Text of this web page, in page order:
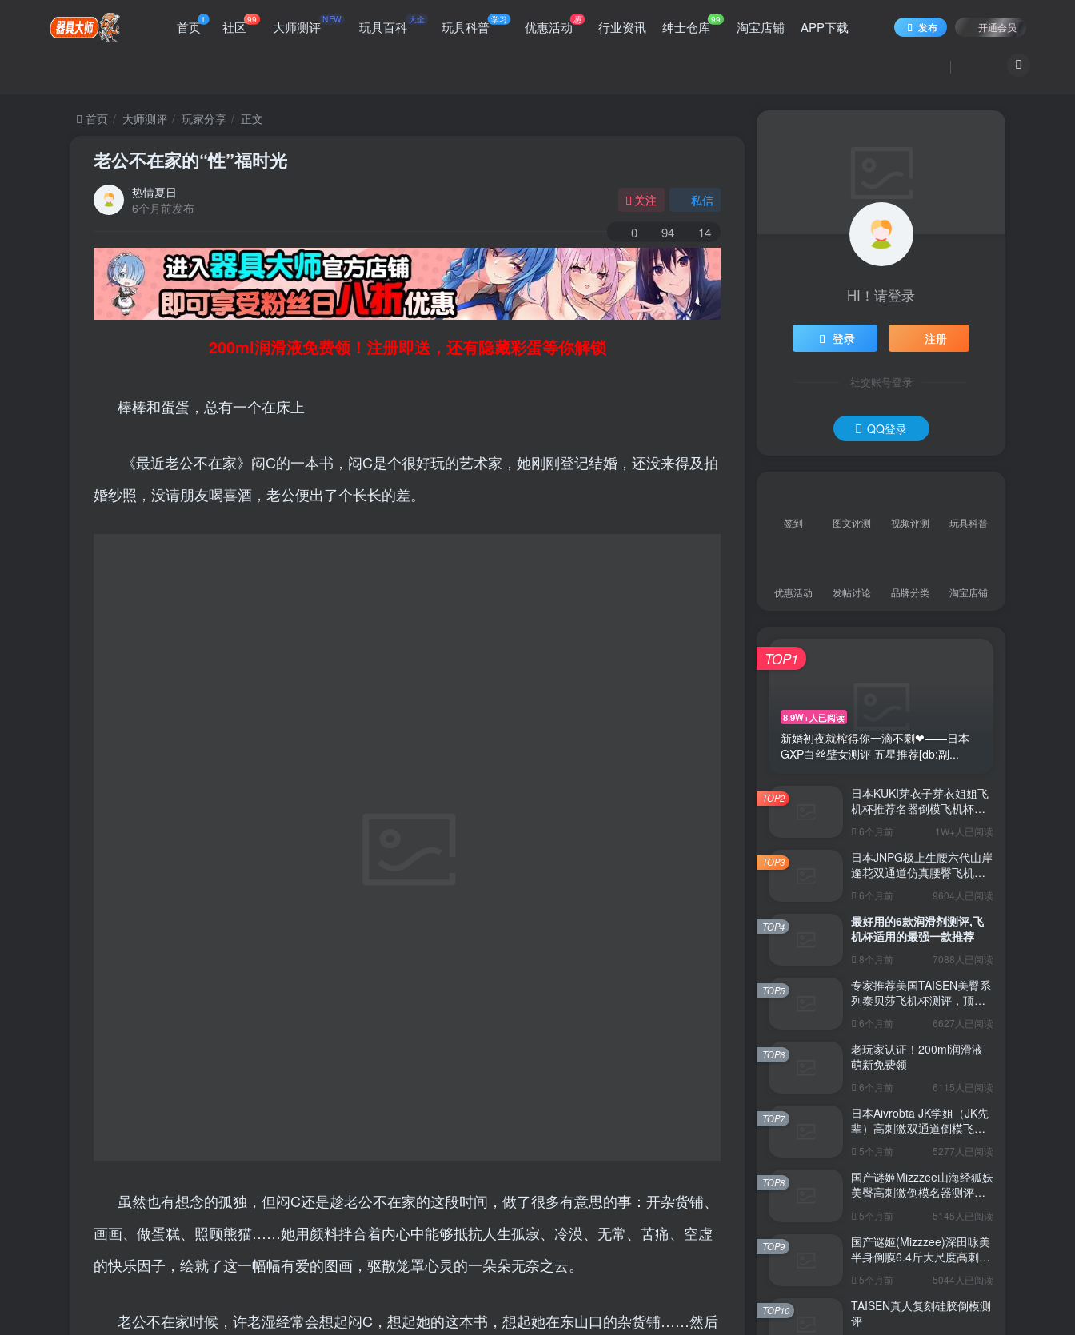
首页1 社区99 大师测评NEW 玩具百科大全 玩具科普学习 优惠活动惠 行业资讯 绅士仓库99 淘宝店铺 APP下载 发布 开通会员
首页 大师测评 玩家分享 正文
老公不在家的“性”福时光
热情夏日
6个月前发布
关注 私信
0 94 14
200ml润滑液免费领！注册即送，还有隐藏彩蛋等你解锁
棒棒和蛋蛋，总有一个在床上
​​​ 《最近老公不在家》闷C的一本书，闷C是个很好玩的艺术家，她刚刚登记结婚，还没来得及拍
婚纱照，没请朋友喝喜酒，老公便出了个长长的差。
​虽然也有想念的孤独，但闷C还是趁老公不在家的这段时间，做了很多有意思的事：开杂货铺、
画画、做蛋糕、照顾熊猫……她用颜料拌合着内心中能够抵抗人生孤寂、冷漠、无常、苦痛、空虚
的快乐因子，绘就了这一幅幅有爱的图画，驱散笼罩心灵的一朵朵无奈之云。
老公不在家时候，许老湿经常会想起闷C，想起她的这本书，想起她在东山口的杂货铺……然后
HI！请登录
登录 注册
社交账号登录
QQ登录
签到 图文评测 视频评测 玩具科普
优惠活动 发帖讨论 品牌分类 淘宝店铺
8.9W+人已阅读
新婚初夜就榨得你一滴不剩❤——日本
GXP白丝壁女测评 五星推荐[db:副...
TOP1
日本KUKI芽衣子芽衣姐姐飞
机杯推荐名器倒模飞机杯测
6个月前 1W+人已阅读
TOP2
日本JNPG极上生腰六代山岸
逢花双通道仿真腰臀飞机杯
致真实感的资深玩家
6个月前 9604人已阅读
TOP3
最好用的6款润滑剂测评,飞
机杯适用的最强一款推荐
8个月前 7088人已阅读
TOP4
专家推荐美国TAISEN美臀系
列泰贝莎飞机杯测评，顶级
6个月前 6627人已阅读
TOP5
老玩家认证！200ml润滑液
萌新免费领
6个月前 6115人已阅读
TOP6
日本Aivrobta JK学姐（JK先
辈）高刺激双通道倒模飞机
5个月前 5277人已阅读
TOP7
国产谜姬Mizzzee山海经狐妖
美臀高刺激倒模名器测评报
5个月前 5145人已阅读
TOP8
国产谜姬(Mizzzee)深田咏美
半身倒膜6.4斤大尺度高刺激
5个月前 5044人已阅读
TOP9
TAISEN真人复刻硅胶倒模测
评
TOP10